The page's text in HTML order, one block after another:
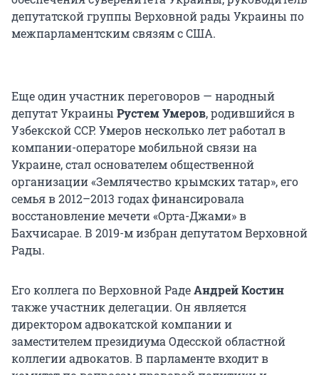
депутатской группы Верховной рады Украины по
межпарламентским связям с США.
Еще один участник переговоров — народный
депутат Украины Рустем Умеров, родившийся в
Узбекской ССР. Умеров несколько лет работал в
компании-операторе мобильной связи на
Украине, стал основателем общественной
организации «Землячество крымских татар», его
семья в 2012–2013 годах финансировала
восстановление мечети «Орта-Джами» в
Бахчисарае. В 2019-м избран депутатом Верховной
Рады.
Его коллега по Верховной РадеАндрей Костин
также участник делегации. Он является
директором адвокатской компании и
заместителем президиума Одесской областной
коллегии адвокатов. В парламенте входит в